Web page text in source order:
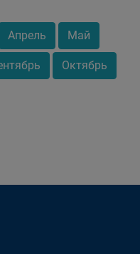
Апрель Май
Октябрь